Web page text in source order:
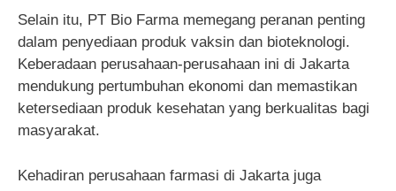
Selain itu, PT Bio Farma memegang peranan penting
dalam penyediaan produk vaksin dan bioteknologi.
Keberadaan perusahaan-perusahaan ini di Jakarta
mendukung pertumbuhan ekonomi dan memastikan
ketersediaan produk kesehatan yang berkualitas bagi
masyarakat.
Kehadiran perusahaan farmasi di Jakarta juga